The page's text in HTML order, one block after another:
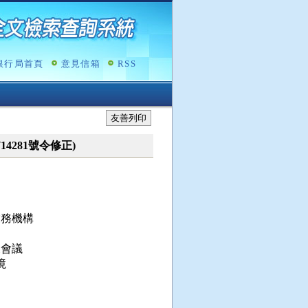
行局首頁 意見信箱 RSS
友善列印
號令修正)
機構
議